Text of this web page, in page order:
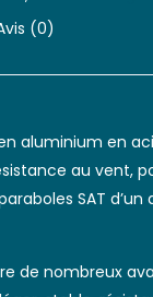
(0)
aluminium en
au vent,
SAT
de nombreux